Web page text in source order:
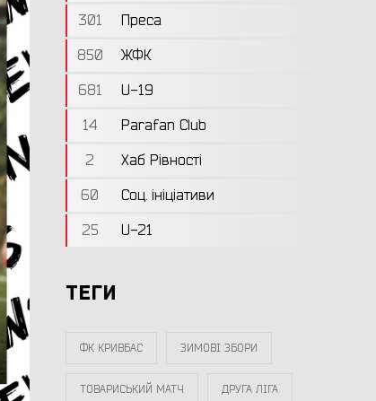
301
Преса
850
ЖФК
681
U-19
14
Parafan Club
2
Хаб Рівності
60
Соц. ініціативи
25
U-21
ТЕГИ
ФК КРИВБАС ЗИМОВІ ЗБОРИ
ТОВАРИСЬКИЙ МАТЧ ДРУГА ЛІГА